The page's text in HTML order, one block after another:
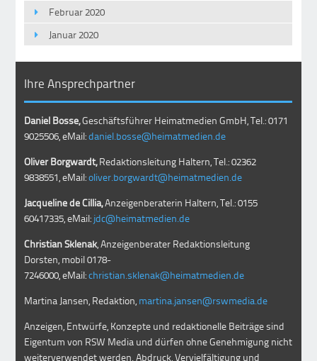
Februar 2020
Januar 2020
Ihre Ansprechpartner
Daniel Bosse,Geschäftsführer Heimatmedien GmbH, Tel.: 0171
9025506, eMail:daniel.bosse@heimatmedien.de
Oliver Borgwardt,Redaktionsleitung Haltern, Tel.: 02362
9838551, eMail:oliver.borgwardt@heimatmedien.de
Jacqueline de Cillia,Anzeigenberaterin Haltern, Tel.: 0155
60417335, eMail: jdc@heimatmedien.de
Christian Sklenak , Anzeigenberater Redaktionsleitung
Dorsten, mobil0178-
7246000 , eMail:christian.sklenak@heimatmedien.de
Martina Jansen, Redaktion, martina.jansen@rswmedia.de
Anzeigen, Entwürfe, Konzepte und redaktionelle Beiträge sind
Eigentum von RSW Media und dürfen ohne Genehmigung nicht
weiterverwendet werden. Abdruck, Vervielfältigung und